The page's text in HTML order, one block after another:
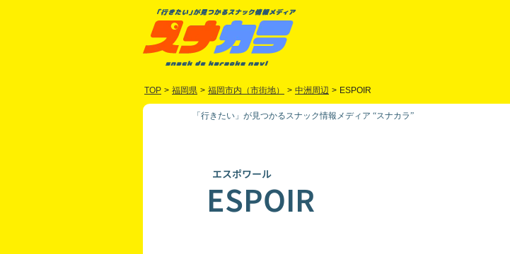
TOP > 福岡県 > 福岡市内（市街地） > 中洲周辺 > ESPOIR
「行きたい」が見つかるスナック情報メディア “スナカラ”
エスポワール
ESPOIR